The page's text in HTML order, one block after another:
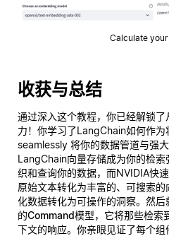
Calculate your
收获与总结
通过深入这个教程，你已经解锁
力！你学习了LangChain如何作为
seamlessly 将你的数据管道与强大
LangChain向量存储成为你的检
织和查询你的数据，而NVIDIA快
原始文本转化为丰富的、可搜索
化数据转化为可操作的洞察。然
的Command模型，它将那些检索
下文的响应。你亲眼见证了每个